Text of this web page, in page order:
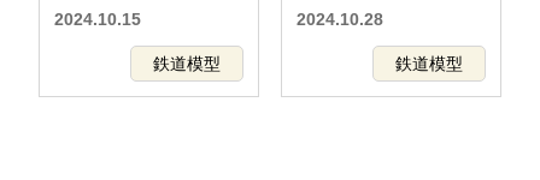
数
2024.10.15
鉄道模型
道模型 多数
2024.10.28
鉄道模型